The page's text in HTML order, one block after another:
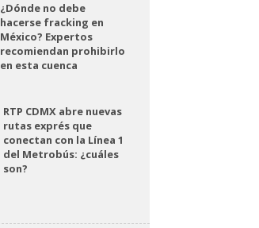
¿Dónde no debe
hacerse fracking en
México? Expertos
recomiendan prohibirlo
en esta cuenca
RTP CDMX abre nuevas
rutas exprés que
conectan con la Línea 1
del Metrobús: ¿cuáles
son?